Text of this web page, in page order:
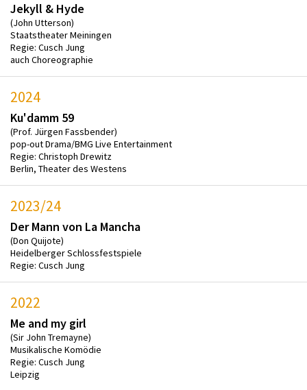
Jekyll & Hyde
(John Utterson)
Staatstheater Meiningen
Regie: Cusch Jung
auch Choreographie
2024
Ku'damm 59
(Prof. Jürgen Fassbender)
pop-out Drama/BMG Live Entertainment
Regie: Christoph Drewitz
Berlin, Theater des Westens
2023/24
Der Mann von La Mancha
(Don Quijote)
Heidelberger Schlossfestspiele
Regie: Cusch Jung
2022
Me and my girl
(Sir John Tremayne)
Musikalische Komödie
Regie: Cusch Jung
Leipzig